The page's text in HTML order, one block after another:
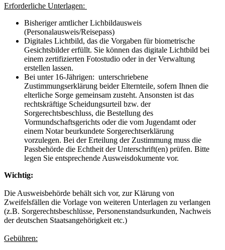
Erforderliche Unterlagen:
Bisheriger amtlicher Lichbildausweis
(Personalausweis/Reisepass)
Digitales Lichtbild, das die Vorgaben für biometrische
Gesichtsbilder erfüllt. Sie können das digitale Lichtbild bei
einem zertifizierten Fotostudio oder in der Verwaltung
erstellen lassen.
Bei unter 16-Jährigen: unterschriebene
Zustimmungserklärung beider Elternteile, sofern Ihnen die
elterliche Sorge gemeinsam zusteht. Ansonsten ist das
rechtskräftige Scheidungsurteil bzw. der
Sorgerechtsbeschluss, die Bestellung des
Vormundschaftsgerichts oder die vom Jugendamt oder
einem Notar beurkundete Sorgerechtserklärung
vorzulegen. Bei der Erteilung der Zustimmung muss die
Passbehörde die Echtheit der Unterschrift(en) prüfen. Bitte
legen Sie entsprechende Ausweisdokumente vor.
Wichtig:
Die Ausweisbehörde behält sich vor, zur Klärung von
Zweifelsfällen die Vorlage von weiteren Unterlagen zu verlangen
(z.B. Sorgerechtsbeschlüsse, Personenstandsurkunden, Nachweis
der deutschen Staatsangehörigkeit etc.)
Gebühren: